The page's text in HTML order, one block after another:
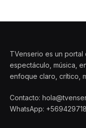
TVenserio es un
espectáculo, música,
enfoque claro, crítico,
Contacto:
WhatsApp: